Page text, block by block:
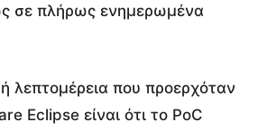
σε πλήρως ενημερωμένα
λεπτομέρεια που προερχόταν
Eclipse είναι ότι το PoC